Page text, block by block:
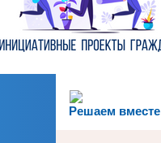
Решаем вместе